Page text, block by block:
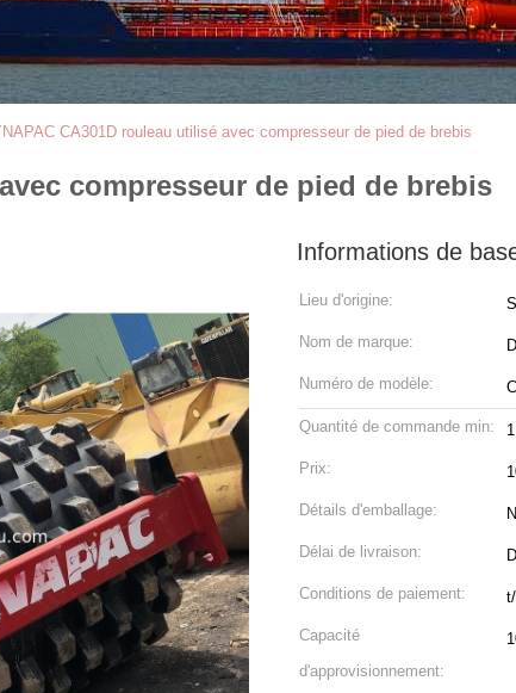
CA301D rouleau utilisé avec compresseur de pied de brebis
compresseur de pied de brebis
Informations de
Lieu d'origine:
Nom de marque:
Numéro de modèle:
Quantité de commande min: 1
Prix:
Détails d'emballage:
Délai de livraison:
Conditions de paiement:
Capacité
d'approvisionnement: